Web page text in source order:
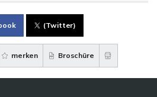
(Twitter)
merken Broschüre